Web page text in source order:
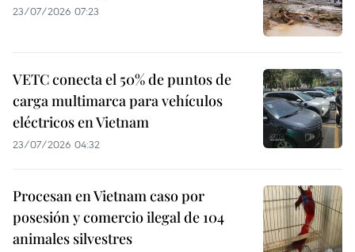
23/07/2026 07:23
VETC conecta el 50% de puntos de
carga multimarca para vehículos
eléctricos en Vietnam
23/07/2026 04:32
Procesan en Vietnam caso por
posesión y comercio ilegal de 104
animales silvestres